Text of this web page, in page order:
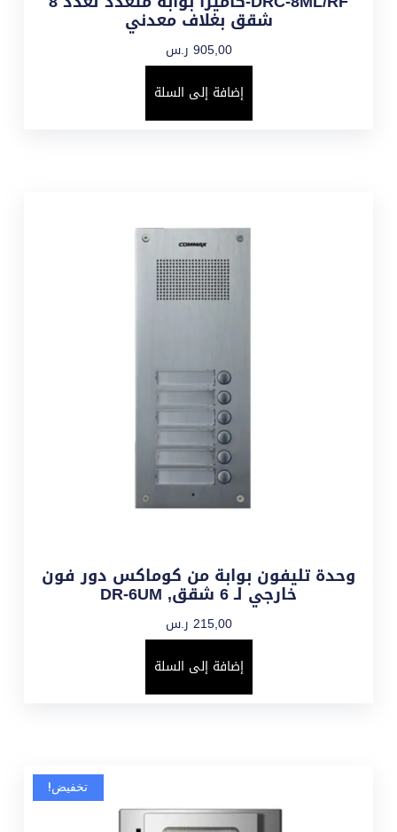
شقق بغلاف معدني
905,00 ر.س
إضافة إلى السلة
وحدة تليفون بوابة من كوماكس دور فون
خارجي لـ 6 شقق, DR-6UM
215,00 ر.س
إضافة إلى السلة
تخفيض!